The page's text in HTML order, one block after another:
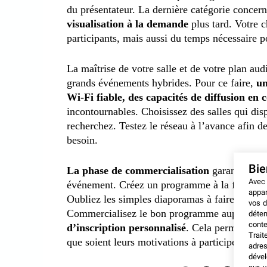
du présentateur. La dernière catégorie
visualisation à la demande plus tard. Votre
participants, mais aussi du temps nécessaire
La maîtrise de votre salle et de votre plan
grands événements hybrides. Pour ce faire,
Wi-Fi fiable, des capacités de diffusion en
incontournables. Choisissez des salles qui
recherchez. Testez le réseau à l’avance afin
besoin.
La phase de commercialisation garantit
événement. Créez un programme à la fois
Oubliez les simples diaporamas à faire
Commercialisez le bon programme auprès
d’inscription personnalisé. Cela permettra
que soient leurs motivations à participer.
vos